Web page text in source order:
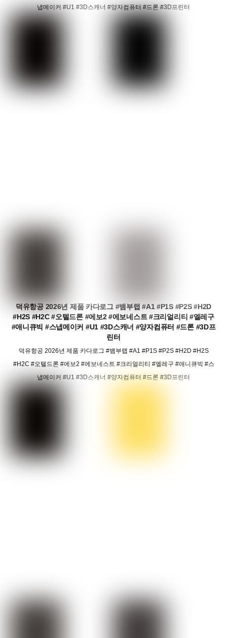
냅메이커 #U1 #3D스캐너 #양자컴퓨터 #드론 #3D프린터
덕유항공 2026년 제품 카다로그 #뱀부랩 #A1 #P1S #P2S #H2D
#H2S #H2C #오텔드론 #에보2 #에보네스트 #크리얼리티 #엘레구
#애니큐빅 #스냅메이커 #U1 #3D스캐너 #양자컴퓨터 #드론 #3D프
린터
덕유항공 2026년 제품 카다로그 #뱀부랩 #A1 #P1S #P2S #H2D #H2S
#H2C #오텔드론 #에보2 #에보네스트 #크리얼리티 #엘레구 #애니큐빅 #스
냅메이커 #U1 #3D스캐너 #양자컴퓨터 #드론 #3D프린터